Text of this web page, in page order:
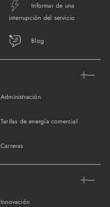
Administración
Tarifas de energía comercial
Carreras
Innovación
Informar de una
interrupción del servicio
Blog